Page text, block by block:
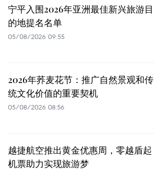
宁平入围2026年亚洲最佳新兴旅游目
的地提名名单
05/08/2026 09:55
2026年荞麦花节：推广自然景观和传
统文化价值的重要契机
05/08/2026 08:56
越捷航空推出黄金优惠周，零越盾起
机票助力实现旅游梦